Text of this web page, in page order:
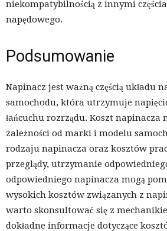
niekompatybilnością z innymi
napędowego.
Podsumowanie
Napinacz jest ważną częścią układu
samochodu, która utrzymuje
łańcuchu rozrządu. Koszt napinacza
zależności od marki i modelu
rodzaju napinacza oraz kosztów
przeglądy, utrzymanie
odpowiedniego napinacza mogą
wysokich kosztów związanych z
warto skonsultować się z
dokładne informacje dotyczące